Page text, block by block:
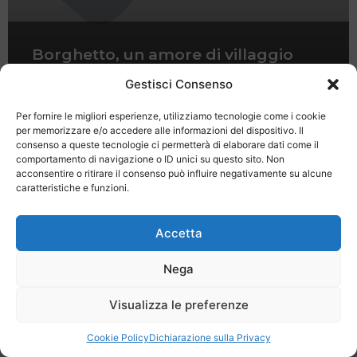
Gestisci Consenso
Per fornire le migliori esperienze, utilizziamo tecnologie come i cookie
per memorizzare e/o accedere alle informazioni del dispositivo. Il
consenso a queste tecnologie ci permetterà di elaborare dati come il
comportamento di navigazione o ID unici su questo sito. Non
acconsentire o ritirare il consenso può influire negativamente su alcune
caratteristiche e funzioni.
Accetta
Nega
Visualizza le preferenze
Cookie PolicyDichiarazione sulla Privacy
Borghetto, un amore di villaggio
Last Minute
Registrati Contatti
SPECIALE LAST MINUTE - SH WEB